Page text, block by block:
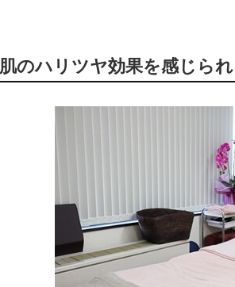
肌のハリツヤ効果を感じら